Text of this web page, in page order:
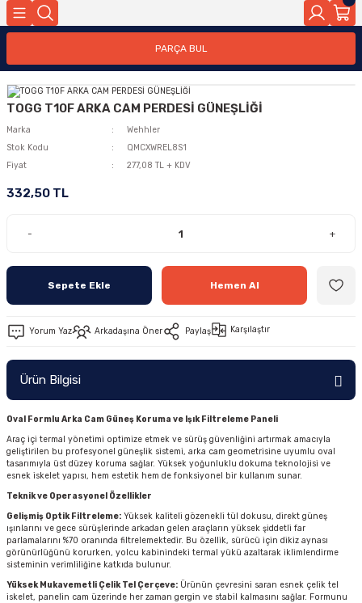
PARÇA BUL
TOGG T10F ARKA CAM PERDESİ GÜNEŞLİĞİ
Marka
Wehhler
Stok Kodu
QMCXWREL8S1
Fiyat
277,08 TL + KDV
332,50 TL
- +
Sepete Ekle Hemen Al
Yorum Yaz Arkadaşına Öner Paylaş Karşılaştır
Ürün Bilgisi
Oval Formlu Arka Cam Güneş Koruma ve Işık Filtreleme Paneli
Araç içi termal yönetimi optimize etmek ve sürüş güvenliğini artırmak amacıyla
geliştirilen bu profesyonel güneşlik sistemi, arka cam geometrisine uyumlu oval
tasarımıyla üst düzey koruma sağlar. Yüksek yoğunluklu dokuma teknolojisi ve
esnek iskelet yapısı, hem estetik hem de fonksiyonel bir kullanım sunar.
Teknik ve Operasyonel Özellikler
Gelişmiş Optik Filtreleme: Yüksek kaliteli gözenekli tül dokusu, direkt güneş
ışınlarını ve gece sürüşlerinde arkadan gelen araçların yüksek şiddetli far
parlamalarını %70 oranında filtrelemektedir. Bu özellik, sürücü için dikiz aynası
görünürlüğünü korurken, yolcu kabinindeki termal yükü azaltarak iklimlendirme
sisteminin verimliliğine katkıda bulunur.
Yüksek Mukavemetli Çelik Tel Çerçeve: Ürünün çevresini saran esnek çelik tel
iskelet, panelin cam üzerinde her zaman gergin ve stabil kalmasını sağlar. Formunu